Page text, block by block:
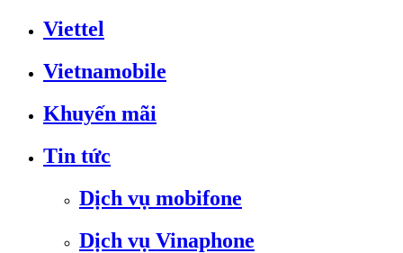
Viettel
Vietnamobile
Khuyến mãi
Tin tức
Dịch vụ mobifone
Dịch vụ Vinaphone